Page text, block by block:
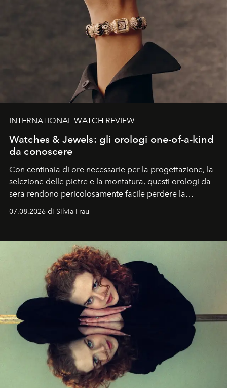
INTERNATIONAL WATCH REVIEW
Watches & Jewels: gli orologi one-of-a-kind
da conoscere
Con centinaia di ore necessarie per la progettazione, la
selezione delle pietre e la montatura, questi orologi da
sera rendono pericolosamente facile perdere la
cognizione del tempo. Ma con quadranti così
07.08.2026 di Silvia Frau